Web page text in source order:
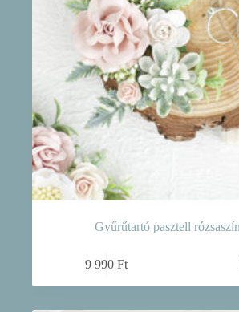
Gyűrűtartó pasztell
9 990 Ft